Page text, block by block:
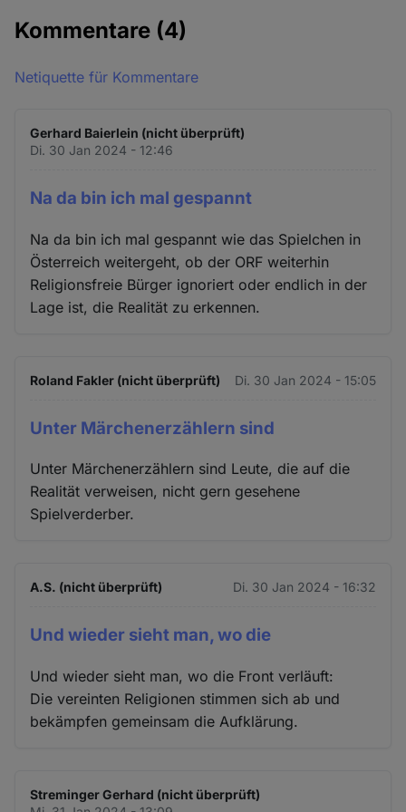
Kommentare (4)
Netiquette für Kommentare
Gerhard Baierlein (nicht überprüft)
Di. 30 Jan 2024 - 12:46
Na da bin ich mal gespannt
Na da bin ich mal gespannt wie das Spielchen in
Österreich weitergeht, ob der ORF weiterhin
Religionsfreie Bürger ignoriert oder endlich in der
Lage ist, die Realität zu erkennen.
Roland Fakler (nicht überprüft) Di. 30 Jan 2024 - 15:05
Unter Märchenerzählern sind
Unter Märchenerzählern sind Leute, die auf die
Realität verweisen, nicht gern gesehene
Spielverderber.
A.S. (nicht überprüft) Di. 30 Jan 2024 - 16:32
Und wieder sieht man, wo die
Und wieder sieht man, wo die Front verläuft:
Die vereinten Religionen stimmen sich ab und
bekämpfen gemeinsam die Aufklärung.
Streminger Gerhard (nicht überprüft)